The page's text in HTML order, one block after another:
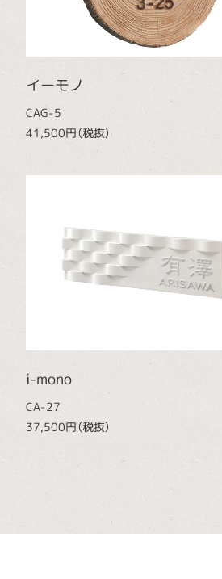
イーモノ
CAG-5
41,500円（税抜）
i-mono
CA-27
37,500円（税抜）